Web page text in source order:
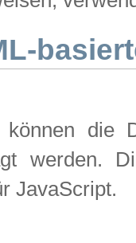
können die
werden.
JavaScript.